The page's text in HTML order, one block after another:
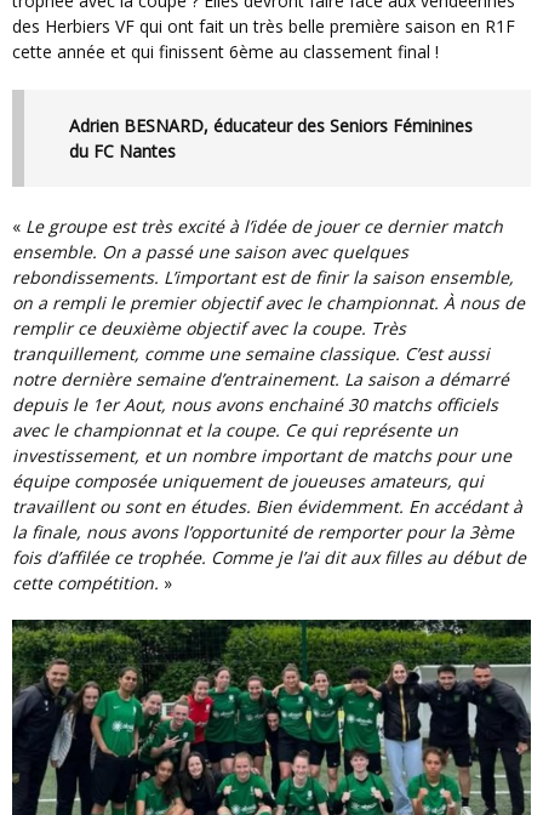
des Herbiers VF qui ont fait un très belle première saison en R1F
cette année et qui finissent 6ème au classement final !
Adrien BESNARD, éducateur des Seniors Féminines
du FC Nantes
« Le groupe est très excité à l’idée de jouer ce dernier match
ensemble. On a passé une saison avec quelques
rebondissements. L’important est de finir la saison ensemble,
on a rempli le premier objectif avec le championnat. À nous de
remplir ce deuxième objectif avec la coupe. Très
tranquillement, comme une semaine classique. C’est aussi
notre dernière semaine d’entrainement. La saison a démarré
depuis le 1er Aout, nous avons enchainé 30 matchs officiels
avec le championnat et la coupe. Ce qui représente un
investissement, et un nombre important de matchs pour une
équipe composée uniquement de joueuses amateurs, qui
travaillent ou sont en études. Bien évidemment. En accédant à
la finale, nous avons l’opportunité de remporter pour la 3ème
fois d’affilée ce trophée. Comme je l’ai dit aux filles au début de
cette compétition. »